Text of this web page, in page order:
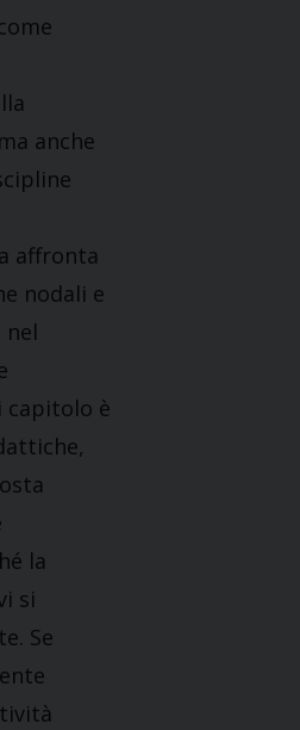
anche
affronta
nodali e
capitolo è
la
si
Se